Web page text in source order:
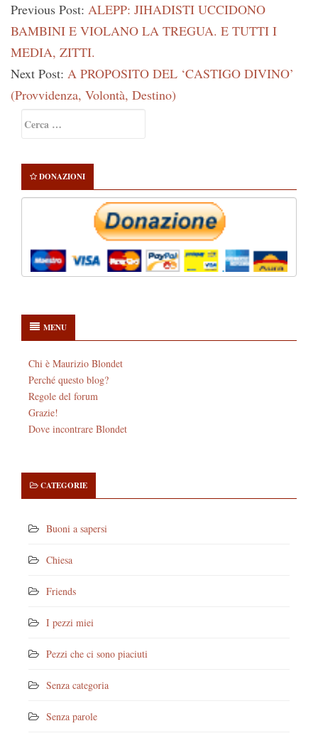
Previous Post: ALEPP: JIHADISTI UCCIDONO
BAMBINI E VIOLANO LA TREGUA. E TUTTI I
MEDIA, ZITTI.
Next Post: A PROPOSITO DEL ‘CASTIGO DIVINO’
(Provvidenza, Volontà, Destino)
Sidebar
per:
DONAZIONI
MENU
Chi è Maurizio Blondet
Perché questo blog?
Regole del forum
Grazie!
Dove incontrare Blondet
CATEGORIE
Buoni a sapersi
Chiesa
Friends
I pezzi miei
Pezzi che ci sono piaciuti
Senza categoria
Senza parole